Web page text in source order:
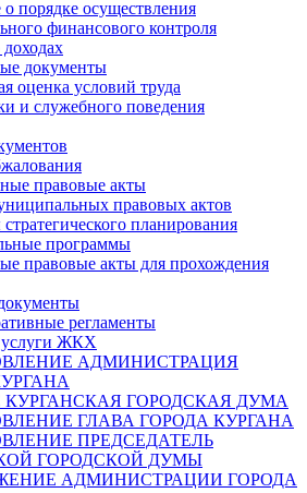
порядке осуществления
финансового контроля
документы
оценка условий труда
и служебного поведения
правовые акты
правовых актов
планирования
программы
правовые акты для прохождения
регламенты
ЖКХ
АДМИНИСТРАЦИЯ
ГОРОДСКАЯ ДУМА
ГЛАВА ГОРОДА КУРГАНА
ПРЕДСЕДАТЕЛЬ
ГОРОДСКОЙ ДУМЫ
АДМИНИСТРАЦИИ ГОРОДА